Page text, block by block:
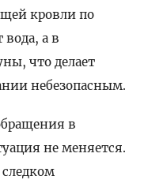
кровли по
вода, а в
что делает
небезопасным.
в
не меняется.